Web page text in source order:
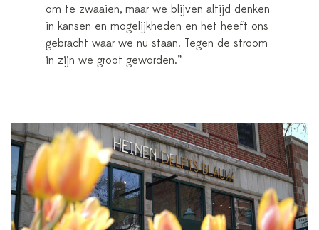
om te zwaaien, maar we blijven altijd denken
in kansen en mogelijkheden en het heeft ons
gebracht waar we nu staan. Tegen de stroom
in zijn we groot geworden.”